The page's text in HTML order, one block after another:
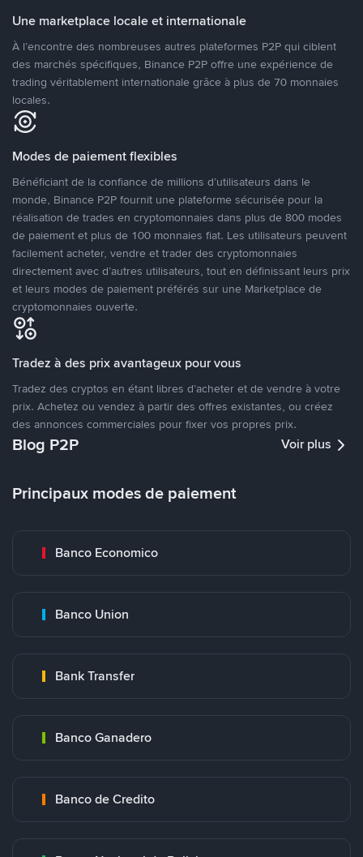
Une marketplace locale et internationale
À l’encontre des nombreuses autres plateformes P2P qui ciblent
des marchés spécifiques, Binance P2P offre une expérience de
trading véritablement internationale grâce à plus de 70 monnaies
locales.
Modes de paiement flexibles
Bénéficiant de la confiance de millions d’utilisateurs dans le
monde, Binance P2P fournit une plateforme sécurisée pour la
réalisation de trades en cryptomonnaies dans plus de 800 modes
de paiement et plus de 100 monnaies fiat. Les utilisateurs peuvent
facilement acheter, vendre et trader des cryptomonnaies
directement avec d’autres utilisateurs, tout en définissant leurs prix
et leurs modes de paiement préférés sur une Marketplace de
cryptomonnaies ouverte.
Tradez à des prix avantageux pour vous
Tradez des cryptos en étant libres d’acheter et de vendre à votre
prix. Achetez ou vendez à partir des offres existantes, ou créez
des annonces commerciales pour fixer vos propres prix.
Blog P2P Voir plus
Principaux modes de paiement
Banco Economico
Banco Union
Bank Transfer
Banco Ganadero
Banco de Credito